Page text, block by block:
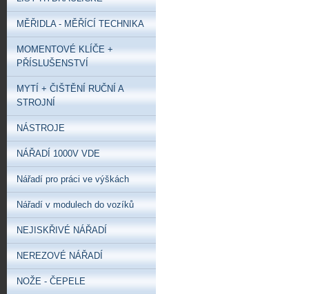
MĚŘIDLA - MĚŘÍCÍ TECHNIKA
MOMENTOVÉ KLÍČE +
PŘÍSLUŠENSTVÍ
MYTÍ + ČIŠTĚNÍ RUČNÍ A
STROJNÍ
NÁSTROJE
NÁŘADÍ 1000V VDE
Nářadí pro práci ve výškách
Nářadí v modulech do vozíků
NEJISKŘIVÉ NÁŘADÍ
NEREZOVÉ NÁŘADÍ
NOŽE - ČEPELE